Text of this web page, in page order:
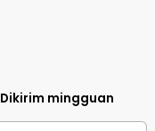
Dikirim mingguan